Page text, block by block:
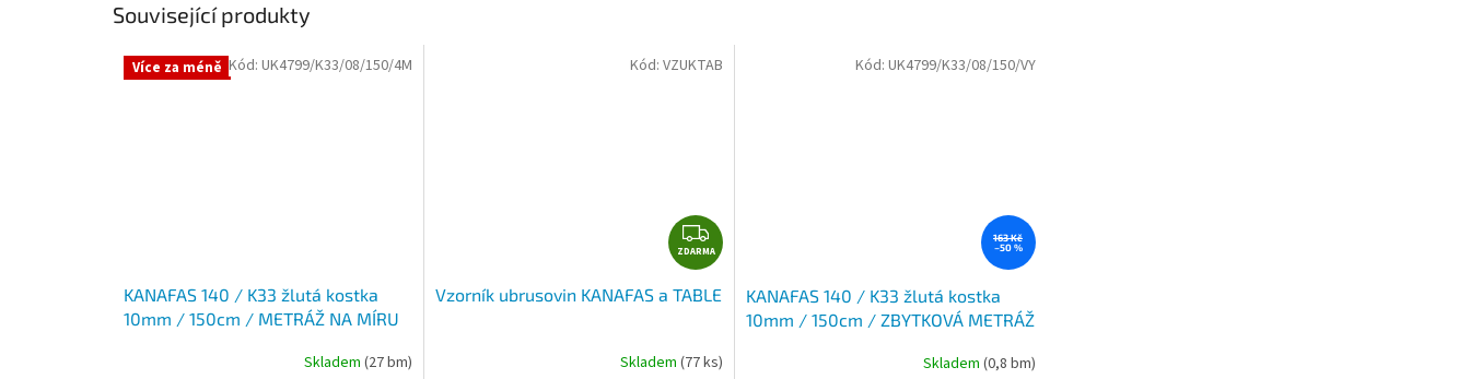
Související produkty
Více za méně
KANAFAS 140 / K33 žlutá kostka
10mm / 150cm / METRÁŽ NA MÍRU
Skladem (27 bm)
Kód: UK4799/K33/08/150/4M
Z
D
A
R
A
ZDARMA
Vzorník ubrusovin KANAFAS a TABLE
Skladem (77 ks)
Kód: VZUKTAB
163 Kč
–50 %
KANAFAS 140 / K33 žlutá kostka
10mm / 150cm / ZBYTKOVÁ METRÁŽ
Skladem (0,8 bm)
Kód: UK4799/K33/08/150/VY